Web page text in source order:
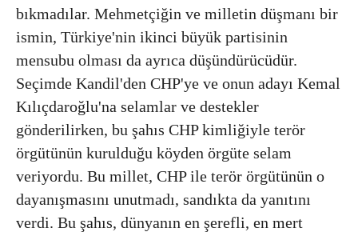
bıkmadılar. Mehmetçiğin ve milletin düşmanı bir
ismin, Türkiye'nin ikinci büyük partisinin
mensubu olması da ayrıca düşündürücüdür.
Seçimde Kandil'den CHP'ye ve onun adayı Kemal
Kılıçdaroğlu'na selamlar ve destekler
gönderilirken, bu şahıs CHP kimliğiyle terör
örgütünün kurulduğu köyden örgüte selam
veriyordu. Bu millet, CHP ile terör örgütünün o
dayanışmasını unutmadı, sandıkta da yanıtını
verdi. Bu şahıs, dünyanın en şerefli, en mert